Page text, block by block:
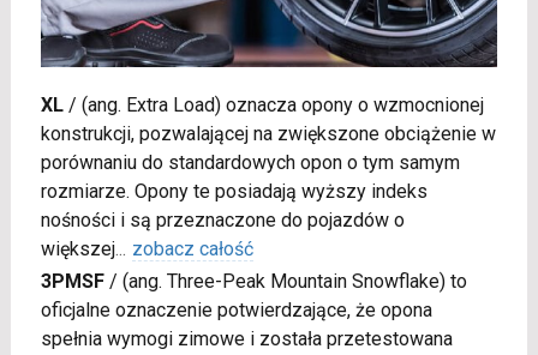
XL/ (ang. Extra Load) oznacza opony o wzmocnionej
konstrukcji, pozwalającej na zwiększone obciążenie w
porównaniu do standardowych opon o tym samym
rozmiarze. Opony te posiadają wyższy indeks
nośności i są przeznaczone do pojazdów o
większej... zobacz całość
3PMSF/ (ang. Three-Peak Mountain Snowflake) to
oficjalne oznaczenie potwierdzające, że opona
spełnia wymogi zimowe i została przetestowana